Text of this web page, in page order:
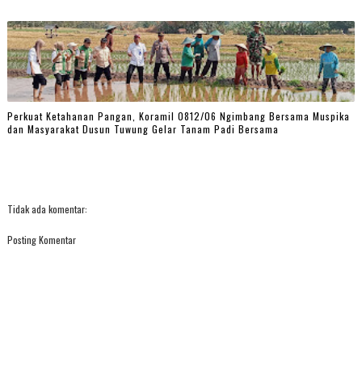
Perkuat Ketahanan Pangan, Koramil 0812/06 Ngimbang Bersama Muspika
dan Masyarakat Dusun Tuwung Gelar Tanam Padi Bersama
Tidak ada komentar:
Posting Komentar